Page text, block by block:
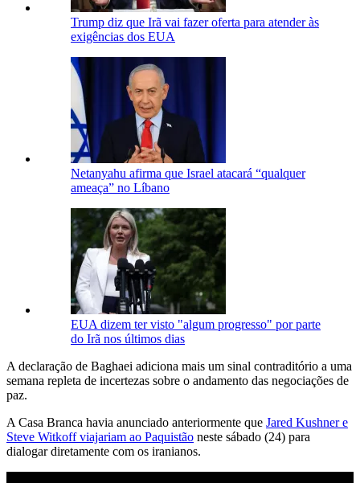
Trump diz que Irã vai fazer oferta para atender às
exigências dos EUA
Netanyahu afirma que Israel atacará “qualquer
ameaça” no Líbano
EUA dizem ter visto "algum progresso" por parte
do Irã nos últimos dias
A declaração de Baghaei adiciona mais um sinal contraditório a uma
semana repleta de incertezas sobre o andamento das negociações de
paz.
A Casa Branca havia anunciado anteriormente que Jared Kushner e
Steve Witkoff viajariam ao Paquistão neste sábado (24) para
dialogar diretamente com os iranianos.